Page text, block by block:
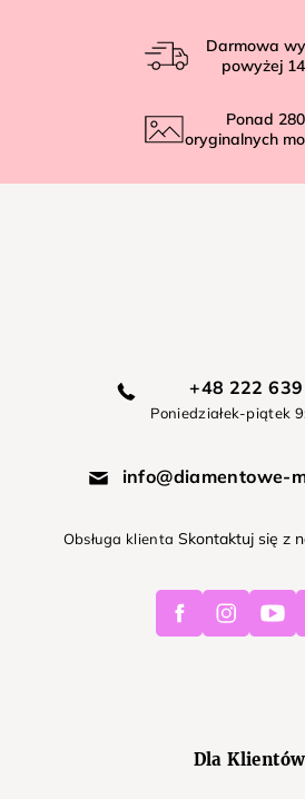
Darmowa
powyżej
Ponad
oryginalnych
+48 222
Poniedziałek-piątek
info@diamentowe-
Obsługa klienta Skontaktuj się z
FacebookInstagram
Dla Klientów